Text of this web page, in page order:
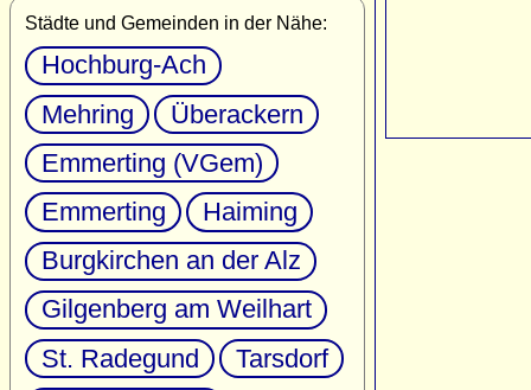
Städte und Gemeinden in der Nähe:
Hochburg-Ach
Mehring
Überackern
Emmerting (VGem)
Emmerting
Haiming
Burgkirchen an der Alz
Gilgenberg am Weilhart
St. Radegund
Tarsdorf